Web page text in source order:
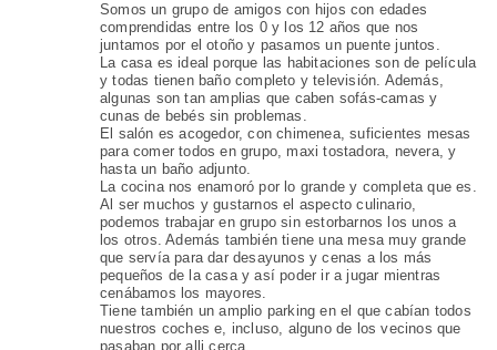
Somos un grupo de amigos con hijos con edades
comprendidas entre los 0 y los 12 años que nos
juntamos por el otoño y pasamos un puente juntos.
La casa es ideal porque las habitaciones son de película
y todas tienen baño completo y televisión. Además,
algunas son tan amplias que caben sofás-camas y
cunas de bebés sin problemas.
El salón es acogedor, con chimenea, suficientes mesas
para comer todos en grupo, maxi tostadora, nevera, y
hasta un baño adjunto.
La cocina nos enamoró por lo grande y completa que es.
Al ser muchos y gustarnos el aspecto culinario,
podemos trabajar en grupo sin estorbarnos los unos a
los otros. Además también tiene una mesa muy grande
que servía para dar desayunos y cenas a los más
pequeños de la casa y así poder ir a jugar mientras
cenábamos los mayores.
Tiene también un amplio parking en el que cabían todos
nuestros coches e, incluso, alguno de los vecinos que
pasaban por alli cerca.